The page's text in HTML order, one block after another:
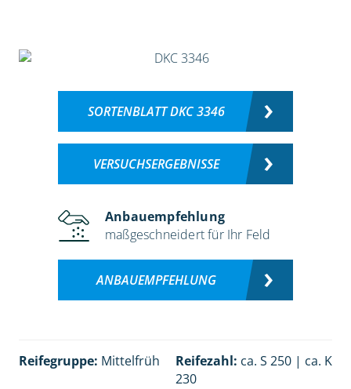
SORTENBLATT DKC 3346
VERSUCHSERGEBNISSE
Anbauempfehlung
maßgeschneidert für Ihr Feld
ANBAUEMPFEHLUNG
Reifegruppe: Mittelfrüh Reifezahl: ca. S 250 | ca. K
230